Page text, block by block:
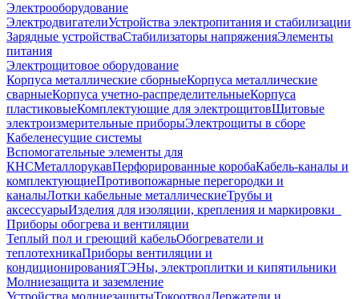
Электрооборудование
ЭлектродвигателиУстройства электропитания и стабилизации
Зарядные устройстваСтабилизаторы напряженияЭлементы
питания
Электрощитовое оборудование
Корпуса металлические сборныеКорпуса металлические
сварныеКорпуса учетно-распределительныеКорпуса
пластиковыеКомплектующие для электрощитовЩитовые
электроизмерительные приборыЭлектрощиты в сборе
Кабеленесущие системы
Вспомогательные элементы для
КНСМеталлорукавПерфорированные коробаКабель-каналы и
комплектующиеПротивопожарные перегородки и
каналыЛотки кабельные металлическиеТрубы и
аксессуарыИзделия для изоляции, крепления и маркировки
Приборы обогрева и вентиляции
Теплый пол и греющий кабельОбогреватели и
теплотехникаПриборы вентиляции и
кондиционированияТЭНы, электроплитки и кипятильники
Молниезащита и заземление
Устройства молниезащитыТокоотводДержатели и